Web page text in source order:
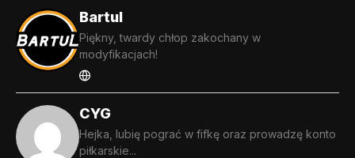
Bartul
Piękny, twardy chłop zakochany w
modyfikacjach!
CYG
Hejka, lubię pograć w fifkę oraz prowadzę konto
piłkarskie...